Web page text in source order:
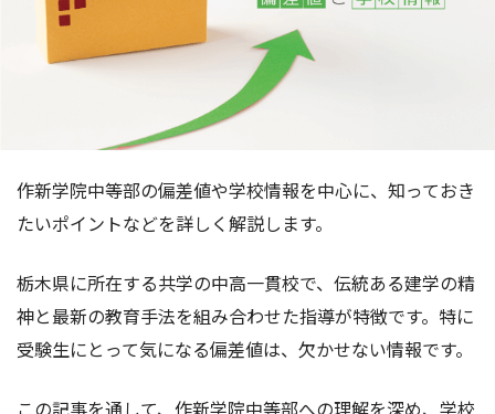
作新学院中等部の偏差値や学校情報を中心に、知っておき
たいポイントなどを詳しく解説します。
栃木県に所在する共学の中高一貫校で、伝統ある建学の精
神と最新の教育手法を組み合わせた指導が特徴です。特に
受験生にとって気になる偏差値は、欠かせない情報です。